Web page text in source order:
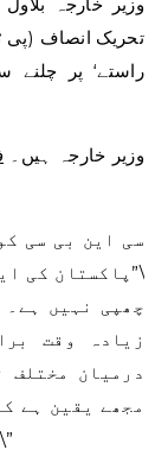
تحریک انصاف (پی
راستے‘ پر چلنے
وزیر خارجہ ہیں۔
سی این بی سی
\”پاکستان کی
چھپی نہیں
زیادہ وقت
درمیان مختلف
مجھے یقین ہے
بالکل یہ کسی بھی طرح سے جا سکتا ہے۔\”